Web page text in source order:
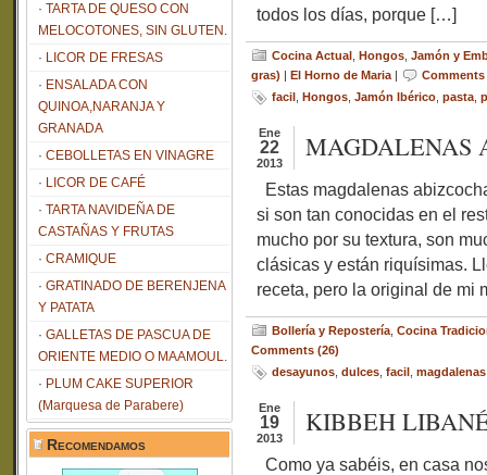
TARTA DE QUESO CON
MELOCOTONES, SIN GLUTEN.
LICOR DE FRESAS
ENSALADA CON
QUINOA,NARANJA Y
GRANADA
CEBOLLETAS EN VINAGRE
LICOR DE CAFÉ
TARTA NAVIDEÑA DE
CASTAÑAS Y FRUTAS
CRAMIQUE
GRATINADO DE BERENJENA
Y PATATA
GALLETAS DE PASCUA DE
ORIENTE MEDIO O MAAMOUL.
PLUM CAKE SUPERIOR
(Marquesa de Parabere)
Recomendamos
todos los días, porque […]
Cocina Actual Hongos Jamón y
gras) | El Horno de Maria |
Comments
facil Hongos Jamón Ibérico pasta
Ene
22
2013
MAGDALENAS
Estas magdalenas
si son tan conocidas en el
mucho por su textura, son
clásicas y están riquísimas.
receta, pero la original de mi
Bollería y Repostería Cocina
Comments (26)
desayunos dulces facil magdalenas
Ene
19
2013
KIBBEH
Como ya sabéis, en casa